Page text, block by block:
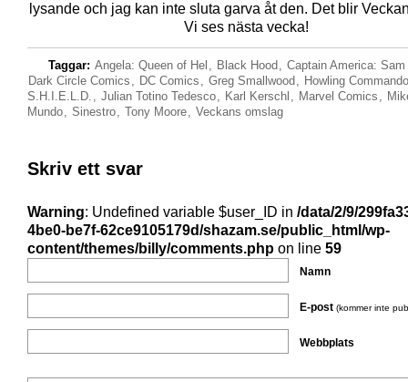
lysande och jag kan inte sluta garva åt den. Det blir
Vi ses nästa vecka!
Taggar: Angela: Queen of Hel , Black Hood , Captain America:
Dark Circle Comics , DC Comics , Greg Smallwood , Howling
S.H.I.E.L.D. , Julian Totino Tedesco, Karl Kerschl , Marvel Comics ,
Mundo, Sinestro, Tony Moore, Veckans omslag
Skriv ett svar
Warning: Undefined variable $user_ID in /data/2/9/
4be0-be7f-62ce9105179d/shazam.se/public_html/wp-
content/themes/billy/comments.php on line 59
Namn
E-post (kommer inte
Webbplats